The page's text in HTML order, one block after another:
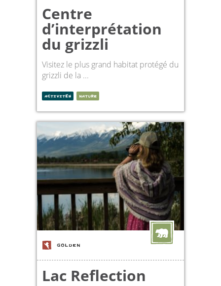
Centre
d’interprétation
du grizzli
Visitez le plus grand habitat protégé du
grizzli de la ...
ACTIVITÉS NATURE
GOLDEN
Lac Reflection